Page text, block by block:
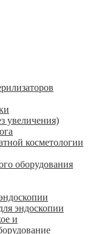
увеличения)
косметологии
оборудования
эндоскопии
и